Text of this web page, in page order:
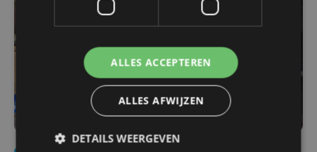
ALLES ACCEPTEREN
ALLES AFWIJZEN
DETAILS WEERGEVEN